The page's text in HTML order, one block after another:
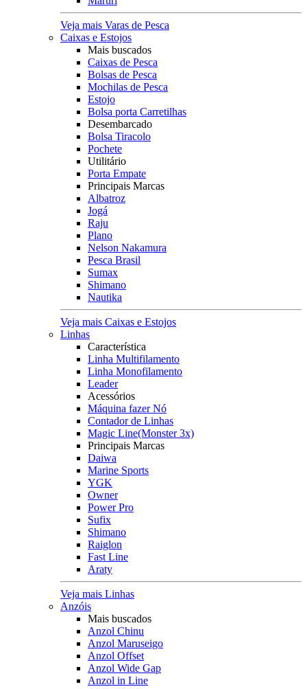
Veja mais Varas de Pesca
Caixas e Estojos
Mais buscados
Caixas de Pesca
Bolsas de Pesca
Mochilas de Pesca
Estojo
Bolsa porta Carretilhas
Desembarcado
Bolsa Tiracolo
Pochete
Utilitário
Porta Empate
Principais Marcas
Albatroz
Jogá
Raju
Plano
Nelson Nakamura
Pesca Brasil
Sumax
Shimano
Nautika
Veja mais Caixas e Estojos
Linhas
Característica
Linha Multifilamento
Linha Monofilamento
Leader
Acessórios
Máquina fazer Nó
Contador de Linhas
Magic Line(Monster 3x)
Principais Marcas
Daiwa
Marine Sports
YGK
Owner
Power Pro
Sufix
Shimano
Raiglon
Fast Line
Araty
Veja mais Linhas
Anzóis
Mais buscados
Anzol Chinu
Anzol Maruseigo
Anzol Offset
Anzol Wide Gap
Anzol in Line